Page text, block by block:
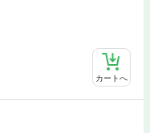
カートへ